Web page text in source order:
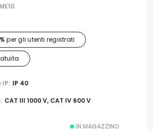
per gli utenti registrati
IP 40
CAT III 1000 V, CAT IV 600 V
IN MAGAZZINO